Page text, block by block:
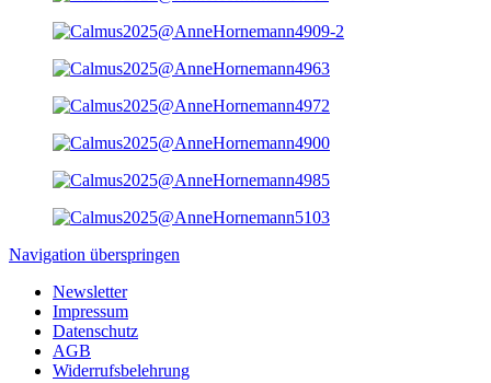
Navigation überspringen
Newsletter
Impressum
Datenschutz
AGB
Widerrufsbelehrung